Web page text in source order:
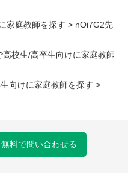
家庭教師を探す > nOi7G2先
校生/高卒生向けに家庭教師
向けに家庭教師を探す >
無料で問い合わせる